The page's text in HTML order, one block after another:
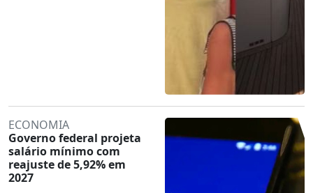
ECONOMIA
Governo federal projeta
salário mínimo com
reajuste de 5,92% em
2027